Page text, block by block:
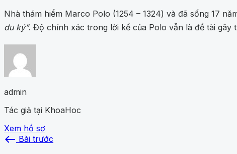
Nhà thám hiểm Marco Polo (1254 – 1324) và đã sống 17
du ký”. Độ chính xác trong lời kể của Polo vẫn là đề tài gây
admin
Tác giả tại KhoaHoc
Xem hồ sơ
west Bài trước